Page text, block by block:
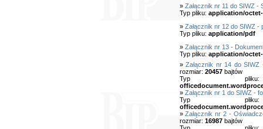
» Załącznik nr 11 do SIWZ -
Typ pliku: application/
» Załącznik nr 12 do SIWZ -
Typ pliku: application/pdf
» Załącznik nr 13 -
Typ pliku: application/
»Załącznik nr 14 do
rozmiar: 20457bajtów
Typ
» Załącznik nr 1 do SIWZ -
Typ
»Załącznik nr 2 -
rozmiar: 16987bajtów